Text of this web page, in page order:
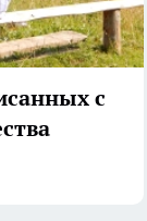
с